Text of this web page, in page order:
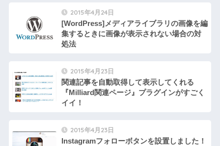
2015年4月24日
[WordPress]メディアライブラリの画像を編
集するときに画像が表示されない場合の対
処法
2015年4月23日
関連記事を自動取得して表示してくれる
『Milliard関連ページ』プラグインがすごく
イイ！
2015年4月23日
Instagramフォローボタンを設置しました！